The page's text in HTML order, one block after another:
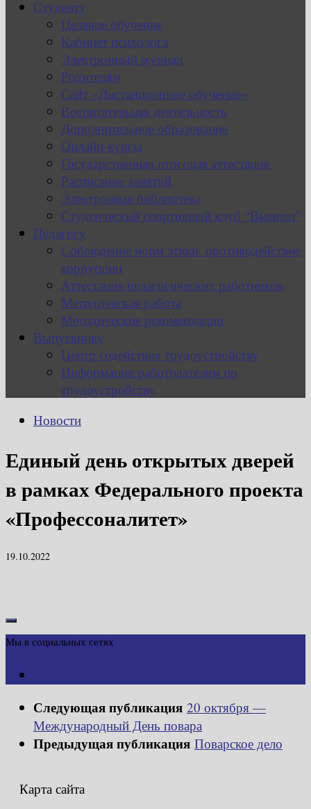
Студенту
Целевое обучение
Кабинет психолога
Электронный журнал
Родителям
Сайт «Дистанционное обучение»
Воспитательная деятельность
Дополнительное образование
Онлайн-курсы
Государственная итоговая аттестация
Расписание занятий
Электронная библиотека
Студенческий спортивный клуб “Вымпел”
Педагогу
Соблюдение норм этики, противодействие
коррупции
Аттестация педагогических работников
Методическая работа
Методические рекомендации
Выпускнику
Центр содействия трудоустройству
Информация работодателям по
трудоустройству
Новости
Единый день открытых дверей
в рамках Федерального проекта
«Профессоналитет»
19.10.2022
Мы в социальных сетях
Следующая публикация 20 октября —
Международный День повара
Предыдущая публикация Поварское дело
Карта сайта